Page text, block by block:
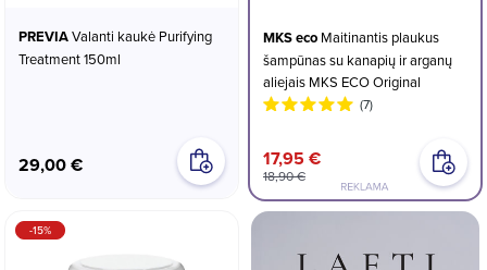
PREVIA
Treatment 150ml
29,00 €
MKS eco
šampūnas su kanapių ir arganų
aliejais MKS ECO Original
(7)
17,95 €
18,90 €
-15%